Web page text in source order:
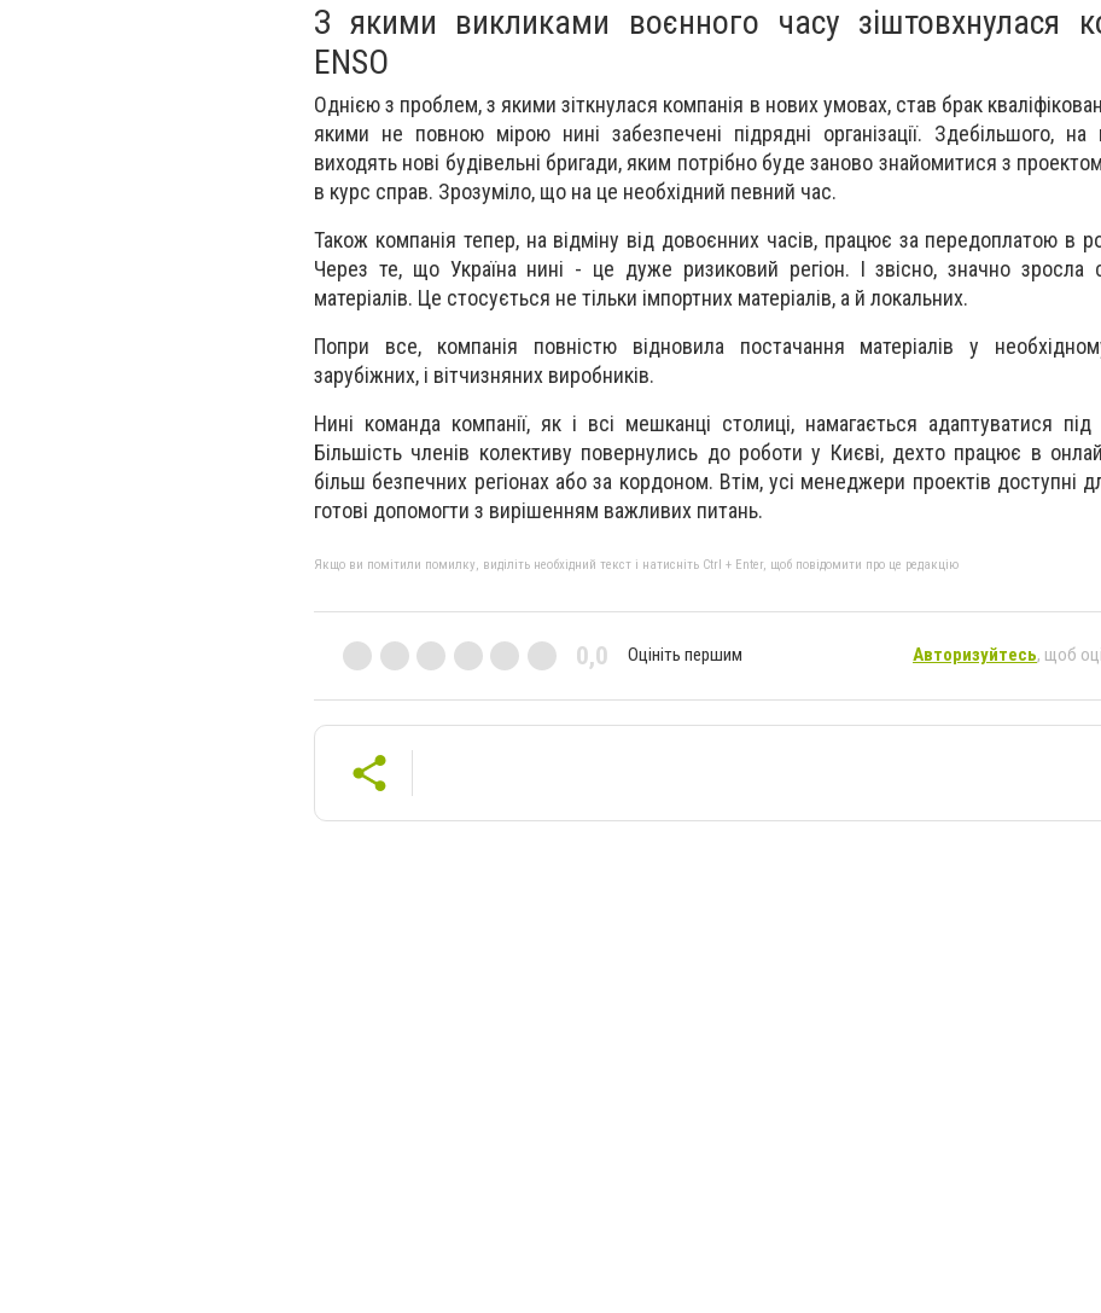
З якими викликами воєнного часу зіштовхнулася
ENSO
Однією з проблем, з якими зіткнулася компанія в нових умовах, став брак
якими не повною мірою нині забезпечені підрядні організації. Здебільшого, на
виходять нові будівельні бригади, яким потрібно буде заново знайомитися з
в курс справ. Зрозуміло, що на це необхідний певний час.
Також компанія тепер, на відміну від довоєнних часів, працює за передоплатою в
Через те, що Україна нині - це дуже ризиковий регіон. І звісно, значно зросла
матеріалів. Це стосується не тільки імпортних матеріалів, а й локальних.
Попри все, компанія повністю відновила постачання матеріалів у
зарубіжних, і вітчизняних виробників.
Нині команда компанії, як і всі мешканці столиці, намагається адаптуватися під
Більшість членів колективу повернулись до роботи у Києві, дехто працює в
більш безпечних регіонах або за кордоном. Втім, усі менеджери проектів доступні
готові допомогти з вирішенням важливих питань.
Якщо ви помітили помилку, виділіть необхідний текст і натисніть Ctrl + Enter, щоб повідомити про це редакцію
0,0 Оцініть першим Авторизуйтесь, щоб